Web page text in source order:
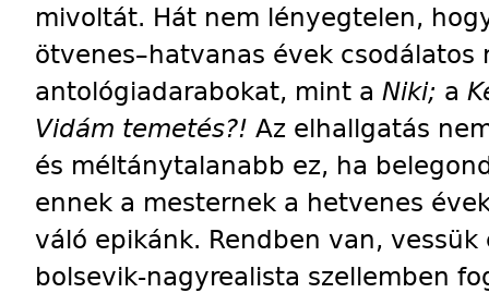
mivoltát. Hát nem lényegtelen,
ötvenes–hatvanas évek
antológiadarabokat, mint a Niki; a
Vidám temetés?! Az elhallgatás
és méltánytalanabb ez, ha
ennek a mesternek a hetvenes
váló epikánk. Rendben van,
bolsevik-nagyrealista szellemben